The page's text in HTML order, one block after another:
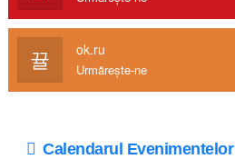
ok.ru
Urmărește-ne
Calendarul Evenimentelor